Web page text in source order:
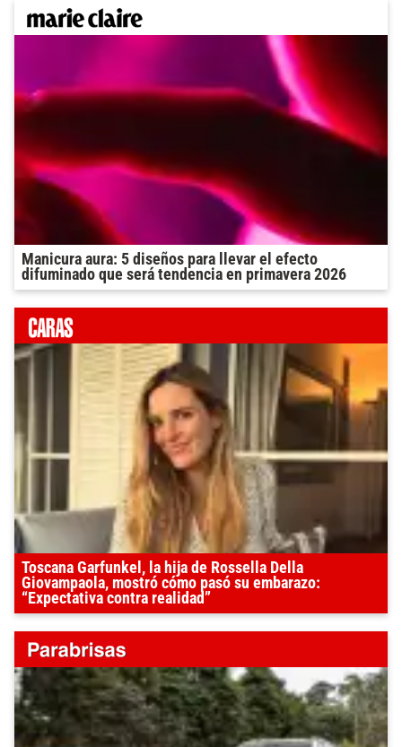
Manicura aura: 5 diseños para llevar el efecto
difuminado que será tendencia en primavera 2026
Toscana Garfunkel, la hija de Rossella Della
Giovampaola, mostró cómo pasó su embarazo:
“Expectativa contra realidad”